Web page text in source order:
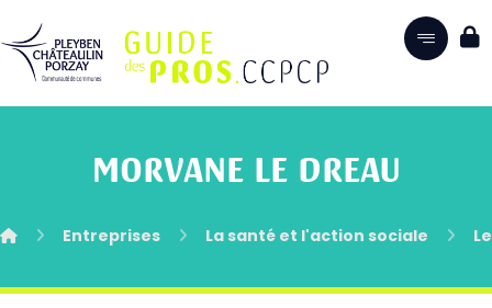
MORVANE LE DREAU
Entreprises La santé et l'action sociale